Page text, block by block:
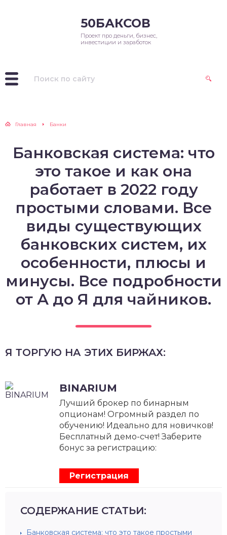
50БАКСОВ
Проект про деньги, бизнес,
инвестиции и заработок
Главная Банки
Банковская система: что
это такое и как она
работает в 2022 году
простыми словами. Все
виды существующих
банковских систем, их
особенности, плюсы и
минусы. Все подробности
от А до Я для чайников.
Я ТОРГУЮ НА ЭТИХ БИРЖАХ:
BINARIUM
Лучший брокер по бинарным
опционам! Огромный раздел по
обучению! Идеально для новичков!
Бесплатный демо-счет! Заберите
бонус за регистрацию:
Регистрация
СОДЕРЖАНИЕ СТАТЬИ:
Банковская система: что это такое простыми